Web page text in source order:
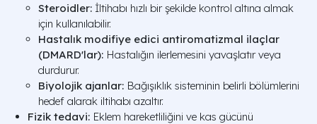
Steroidler: İltihabı hızlı bir şekilde kontrol altına almak
için kullanılabilir.
Hastalık modifiye edici antiromatizmal ilaçlar
(DMARD'lar): Hastalığın ilerlemesini yavaşlatır veya
durdurur.
Biyolojik ajanlar: Bağışıklık sisteminin belirli bölümlerini
hedef alarak iltihabı azaltır.
Fizik tedavi: Eklem hareketliliğini ve kas gücünü